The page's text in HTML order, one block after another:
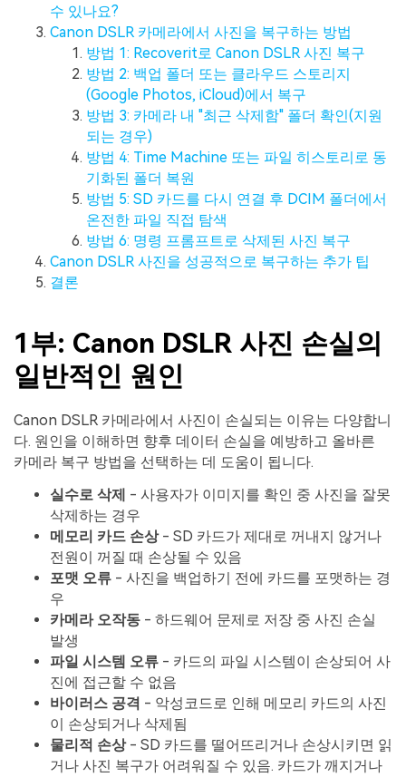
수 있나요?
Canon DSLR 카메라에서 사진을 복구하는 방법
방법 1: Recoverit로 Canon DSLR 사진 복구
방법 2: 백업 폴더 또는 클라우드 스토리지
(Google Photos, iCloud)에서 복구
방법 3: 카메라 내 "최근 삭제함" 폴더 확인(지원
되는 경우)
방법 4: Time Machine 또는 파일 히스토리로 동
기화된 폴더 복원
방법 5: SD 카드를 다시 연결 후 DCIM 폴더에서
온전한 파일 직접 탐색
방법 6: 명령 프롬프트로 삭제된 사진 복구
Canon DSLR 사진을 성공적으로 복구하는 추가 팁
결론
1부: Canon DSLR 사진 손실의
일반적인 원인
Canon DSLR 카메라에서 사진이 손실되는 이유는 다양합니
다. 원인을 이해하면 향후 데이터 손실을 예방하고 올바른
카메라 복구 방법을 선택하는 데 도움이 됩니다.
실수로 삭제 - 사용자가 이미지를 확인 중 사진을 잘못
삭제하는 경우
메모리 카드 손상- SD 카드가 제대로 꺼내지 않거나
전원이 꺼질 때 손상될 수 있음
포맷 오류 - 사진을 백업하기 전에 카드를 포맷하는 경
우
카메라 오작동 - 하드웨어 문제로 저장 중 사진 손실
발생
파일 시스템 오류 - 카드의 파일 시스템이 손상되어 사
진에 접근할 수 없음
바이러스 공격 - 악성코드로 인해 메모리 카드의 사진
이 손상되거나 삭제됨
물리적 손상- SD 카드를 떨어뜨리거나 손상시키면 읽
거나 사진 복구가 어려워질 수 있음. 카드가 깨지거나